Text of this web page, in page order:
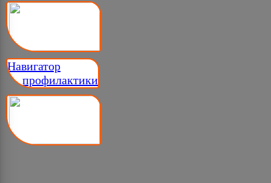
Навигатор
__ профилактики